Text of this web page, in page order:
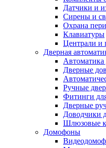
Датчики и
Сирены и
Охрана
Клавиатуры
Централи и
Дверная
Автоматика
Дверные
Ручные
Фитинги
Дверные
Доводчики
Шлюзовые
Домофоны